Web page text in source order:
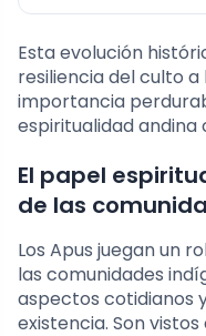
Esta evolución
resiliencia del culto a
importancia
espiritualidad
El papel
de las
Los Apus juegan un
las comunidades
aspectos cotidianos
existencia. Son